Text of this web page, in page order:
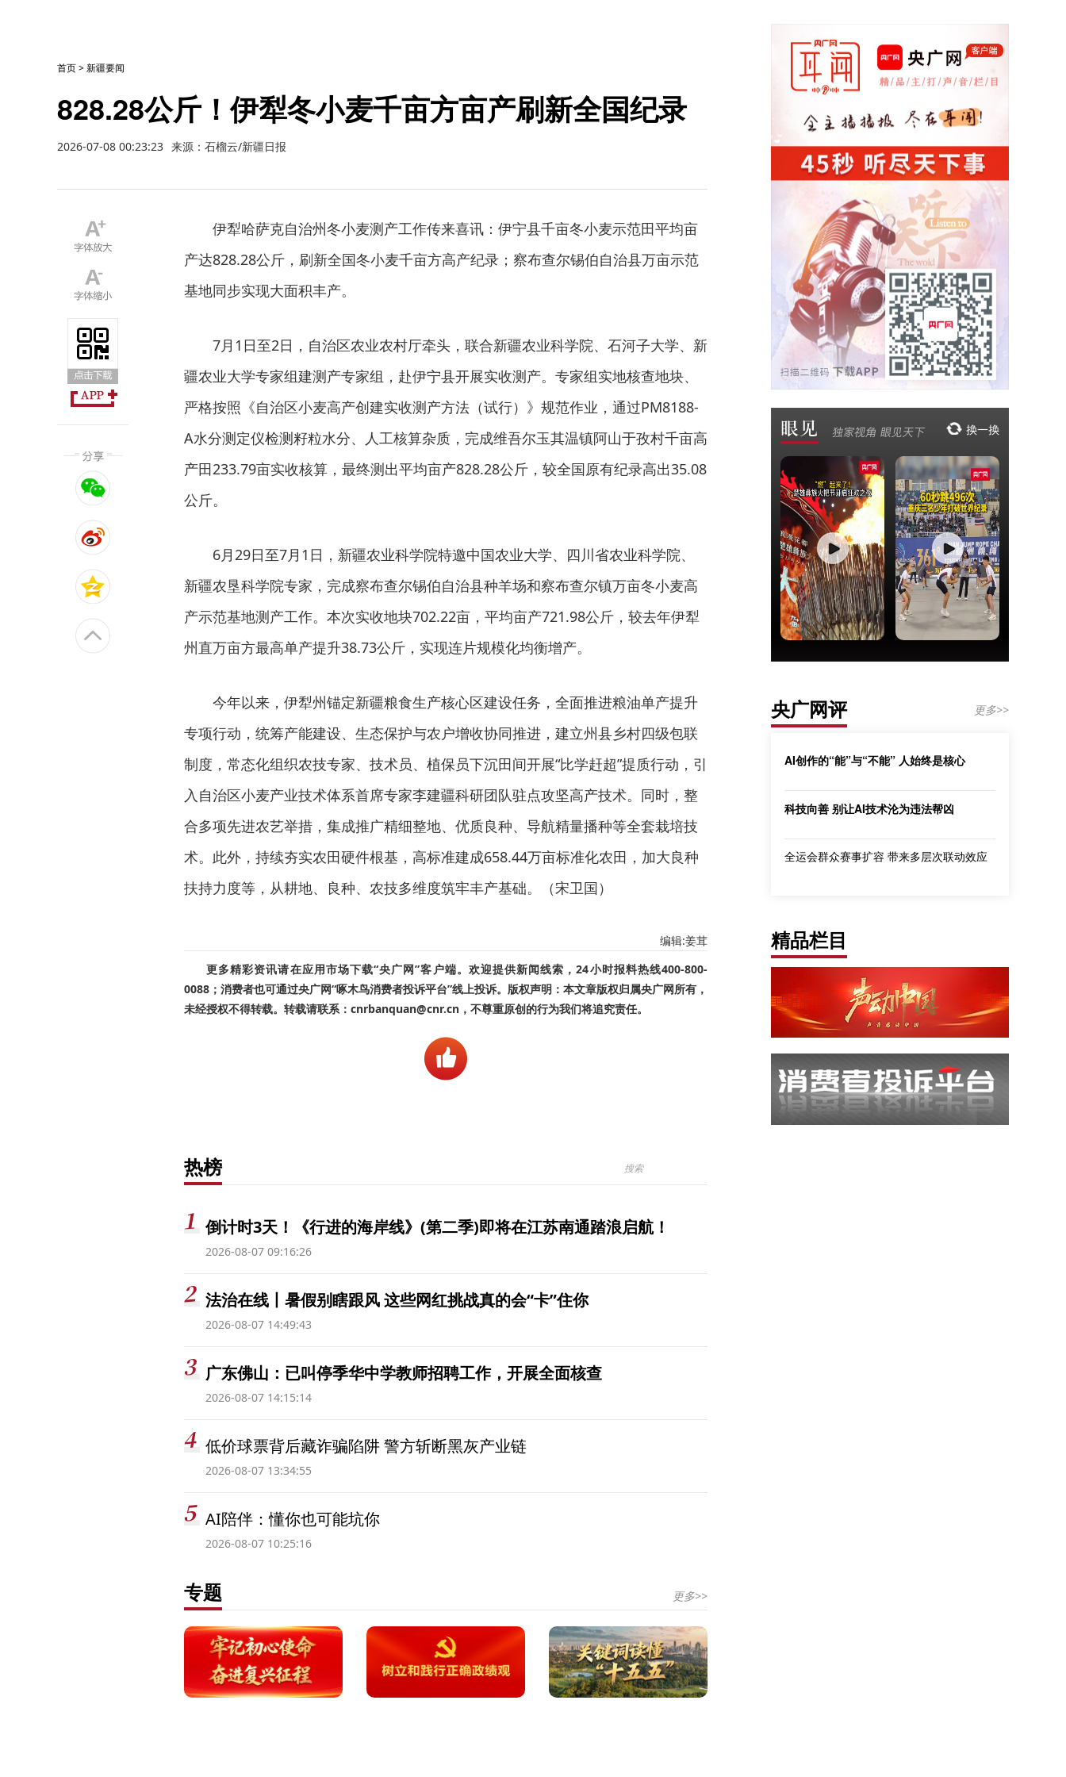
首页>新疆要闻
828.28公斤！伊犁冬小麦千亩方亩产刷新全国纪录
2026-07-08 00:23:23 来源：石榴云/新疆日报
伊犁哈萨克自治州冬小麦测产工作传来喜讯：伊宁县千亩冬小麦示范田平均亩
产达828.28公斤，刷新全国冬小麦千亩方高产纪录；察布查尔锡伯自治县万亩示范
基地同步实现大面积丰产。
7月1日至2日，自治区农业农村厅牵头，联合新疆农业科学院、石河子大学、新
疆农业大学专家组建测产专家组，赴伊宁县开展实收测产。专家组实地核查地块、
严格按照《自治区小麦高产创建实收测产方法（试行）》规范作业，通过PM8188-
A水分测定仪检测籽粒水分、人工核算杂质，完成维吾尔玉其温镇阿山于孜村千亩高
产田233.79亩实收核算，最终测出平均亩产828.28公斤，较全国原有纪录高出35.08
公斤。
6月29日至7月1日，新疆农业科学院特邀中国农业大学、四川省农业科学院、
新疆农垦科学院专家，完成察布查尔锡伯自治县种羊场和察布查尔镇万亩冬小麦高
产示范基地测产工作。本次实收地块702.22亩，平均亩产721.98公斤，较去年伊犁
州直万亩方最高单产提升38.73公斤，实现连片规模化均衡增产。
今年以来，伊犁州锚定新疆粮食生产核心区建设任务，全面推进粮油单产提升
专项行动，统筹产能建设、生态保护与农户增收协同推进，建立州县乡村四级包联
制度，常态化组织农技专家、技术员、植保员下沉田间开展“比学赶超”提质行动，引
入自治区小麦产业技术体系首席专家李建疆科研团队驻点攻坚高产技术。同时，整
合多项先进农艺举措，集成推广精细整地、优质良种、导航精量播种等全套栽培技
术。此外，持续夯实农田硬件根基，高标准建成658.44万亩标准化农田，加大良种
扶持力度等，从耕地、良种、农技多维度筑牢丰产基础。（宋卫国）
编辑:姜茸
更多精彩资讯请在应用市场下载“央广网”客户端。欢迎提供新闻线索，24小时报料热线400-800-
0088；消费者也可通过央广网“啄木鸟消费者投诉平台”线上投诉。版权声明：本文章版权归属央广网所有，
未经授权不得转载。转载请联系：cnrbanquan@cnr.cn，不尊重原创的行为我们将追究责任。
热榜
倒计时3天！《行进的海岸线》(第二季)即将在江苏南通踏浪启航！
2026-08-07 09:16:26
法治在线丨暑假别瞎跟风 这些网红挑战真的会“卡”住你
2026-08-07 14:49:43
广东佛山：已叫停季华中学教师招聘工作，开展全面核查
2026-08-07 14:15:14
低价球票背后藏诈骗陷阱 警方斩断黑灰产业链
2026-08-07 13:34:55
AI陪伴：懂你也可能坑你
2026-08-07 10:25:16
专题 更多>>
央广网评 更多>>
AI创作的“能”与“不能” 人始终是核心
科技向善 别让AI技术沦为违法帮凶
全运会群众赛事扩容 带来多层次联动效应
精品栏目